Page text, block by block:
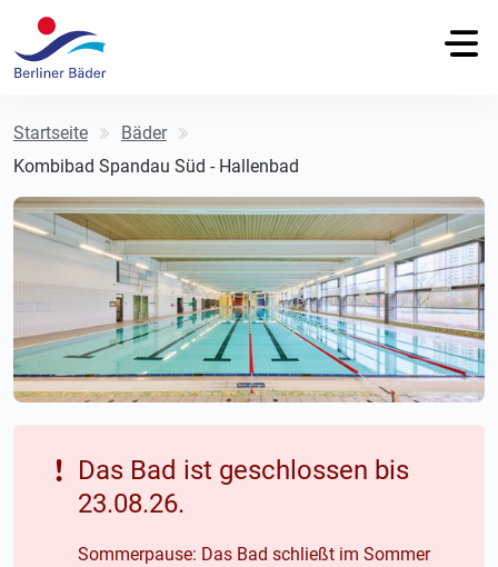
Startseite
Bäder
Kombibad Spandau Süd - Hallenbad
Das Bad ist geschlossen bis
23.08.26.
Sommerpause: Das Bad schließt im Sommer